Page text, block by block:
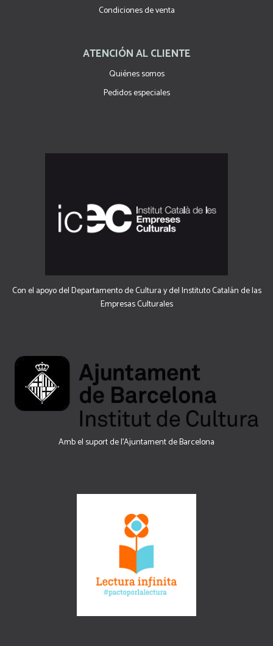
Condiciones de venta
ATENCIÓN AL CLIENTE
Quiénes somos
Pedidos especiales
Con el apoyo del Departamento de Cultura y del Instituto Catalán de las
Empresas Culturales
Amb el suport de l’Ajuntament de Barcelona